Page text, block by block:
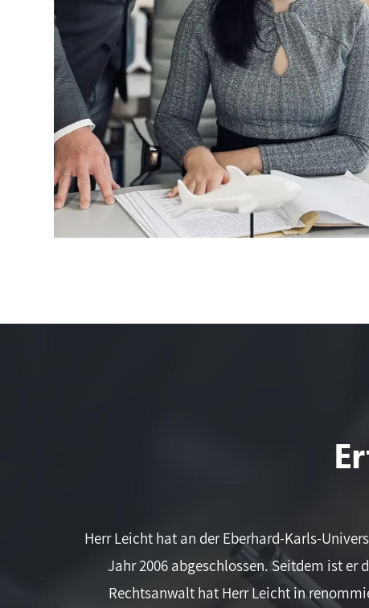
Herr Leicht hat an der Eberhard-Karls-
Jahr 2006 abgeschlossen. Seitdem ist
Rechtsanwalt hat Herr Leicht in